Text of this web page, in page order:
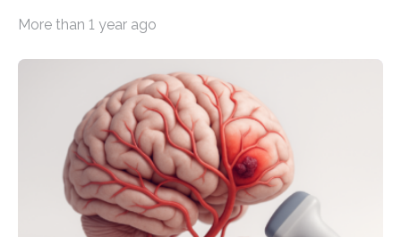
Überplanmäßige Verpflichtungsermächtigungen in
Woche vom Haushaltsausschuss freigegeben – unter
anderem zur Unterstützung der
Industrieforschungsprogramme Industrielle
Gemeinschaftsforschung (IGF), Zentrales
Innovationsprogramm Mittelstand (ZIM) und
Innovationskompetenz INNO-KOM. Auf dem
Innovationstag Mittelstand 2025 am 5. Juni 2025 in
Berlin überbrachte das Bundesministerium für
More than 1 year ago